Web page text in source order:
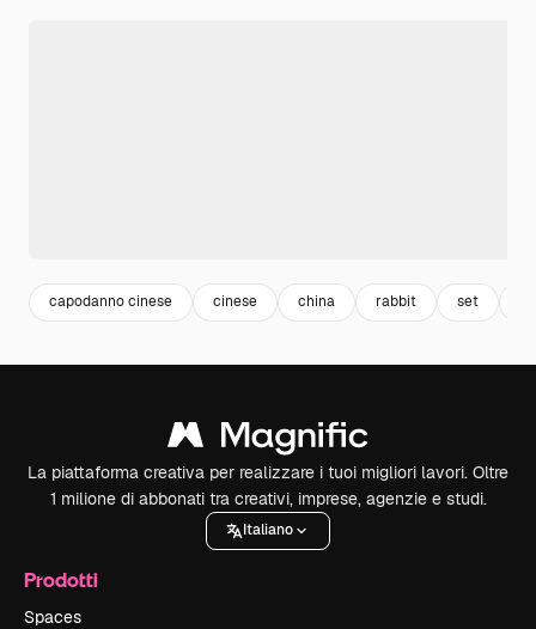
capodanno cinese cinese china rabbit set
La piattaforma creativa per realizzare i tuoi migliori lavori. Oltre
1 milione di abbonati tra creativi, imprese, agenzie e studi.
Italiano
Prodotti
Spaces